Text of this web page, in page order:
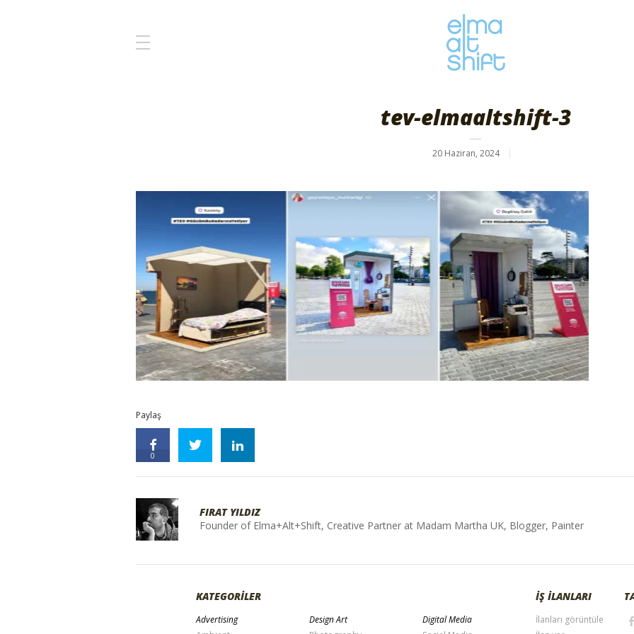
tev-elmaaltshift-3
20 Haziran, 2024
Paylaş
0
FIRAT YILDIZ
Founder of Elma+Alt+Shift, Creative Partner at Madam Martha UK, Blogger, Painter
KATEGORİLER
Advertising
Design Art
Digital Media
İŞ İLANLARI
İlanları görüntüle